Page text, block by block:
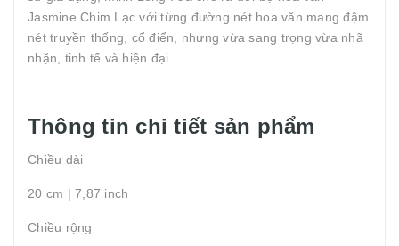
Jasmine Chim Lạc với từng đường nét hoa văn mang đậm
nét truyền thống, cổ điển, nhưng vừa sang trọng vừa nhã
nhặn, tinh tế và hiện đại.
Thông tin chi tiết sản phẩm
Chiều dài
20 cm | 7,87 inch
Chiều rộng